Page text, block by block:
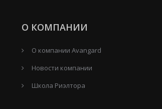
О КОМПАНИИ
О компании Avangard
Новости компании
Школа Риэлтора